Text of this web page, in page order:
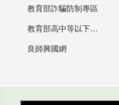
教育部詐騙防制專區
教育部高中等以下學校及幼兒園教師資格檢定考試
良師興國網